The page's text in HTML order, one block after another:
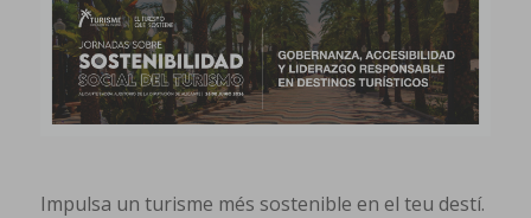
Impulsa un turisme més sostenible en el teu destí.